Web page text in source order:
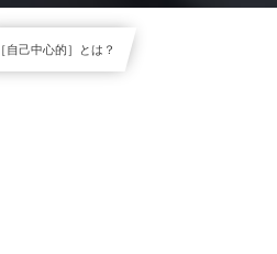
［自己中心的］とは？